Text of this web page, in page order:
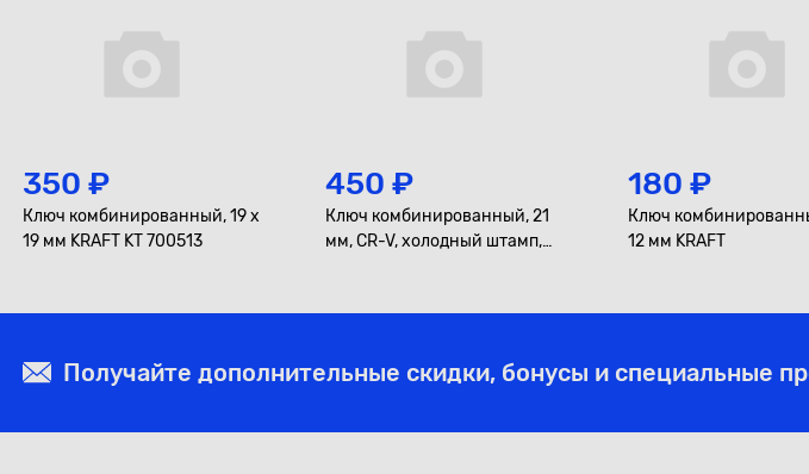
350 ₽
Ключ комбинированный, 19 x
19 мм KRAFT KT 700513
450 ₽
Ключ комбинированный, 21
мм, CR-V, холодный штамп,
180 ₽
Ключ
12 мм KRAFT
Получайте дополнительные скидки, бонусы и специальные